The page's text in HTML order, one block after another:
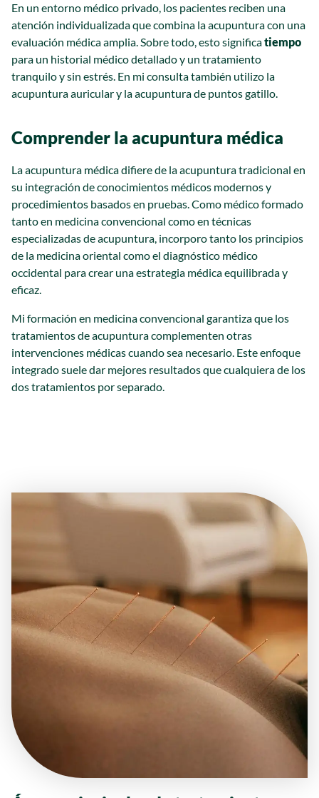
En un entorno médico privado, los pacientes reciben una
atención individualizada que combina la acupuntura con una
evaluación médica amplia. Sobre todo, esto significatiempo
para un historial médico detallado y un tratamiento
tranquilo y sin estrés. En mi consulta también utilizo la
acupuntura auricular y la acupuntura de puntos gatillo.
Comprender la acupuntura médica
La acupuntura médica difiere de la acupuntura tradicional en
su integración de conocimientos médicos modernos y
procedimientos basados en pruebas. Como médico formado
tanto en medicina convencional como en técnicas
especializadas de acupuntura, incorporo tanto los principios
de la medicina oriental como el diagnóstico médico
occidental para crear una estrategia médica equilibrada y
eficaz.
Mi formación en medicina convencional garantiza que los
tratamientos de acupuntura complementen otras
intervenciones médicas cuando sea necesario. Este enfoque
integrado suele dar mejores resultados que cualquiera de los
dos tratamientos por separado.